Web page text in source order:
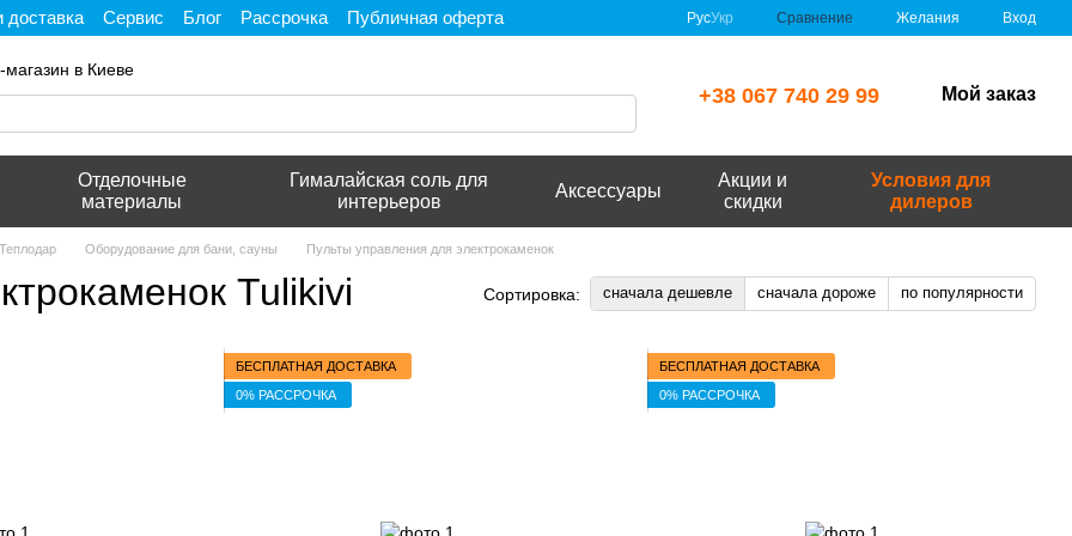
доставка Сервис Блог Рассрочка
Публичная оферта
РусУкр Сравнение Желания Вход
в Киеве
+38 067 740 29 99 Мой заказ
Отделочные
материалы
Гималайская соль для
интерьеров
Аксессуары
Акции и
скидки
Условия для
дилеров
Оборудование для бани, сауны Пульты управления для электрокаменок
Tulikivi Сортировка: сначала дешевле сначала дороже по популярности
БЕСПЛАТНАЯ ДОСТАВКА
0% РАССРОЧКА
БЕСПЛАТНАЯ ДОСТАВКА
0% РАССРОЧКА